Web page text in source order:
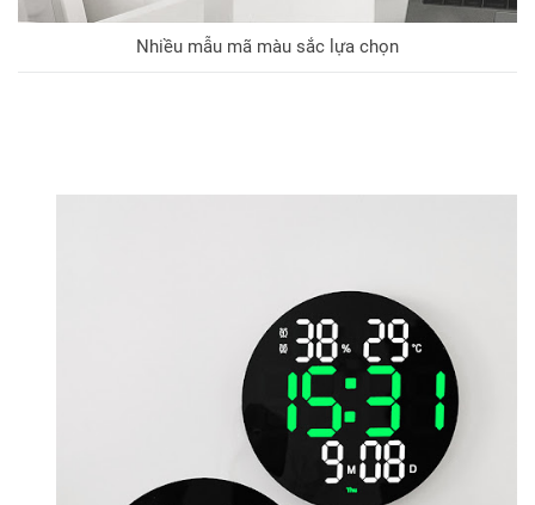
Nhiều mẫu mã màu sắc lựa chọn